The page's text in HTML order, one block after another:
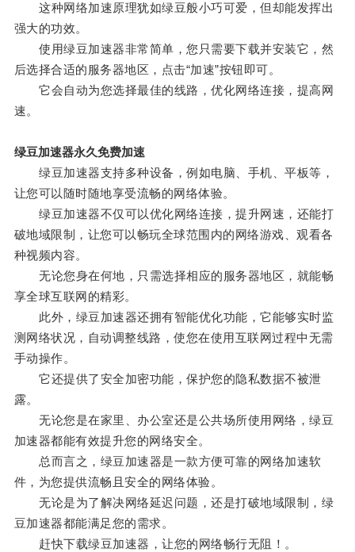
这种网络加速原理犹如绿豆般小巧可爱，但却能发挥出
强大的功效。
使用绿豆加速器非常简单，您只需要下载并安装它，然
后选择合适的服务器地区，点击“加速”按钮即可。
它会自动为您选择最佳的线路，优化网络连接，提高网
速。
绿豆加速器永久免费加速
绿豆加速器支持多种设备，例如电脑、手机、平板等，
让您可以随时随地享受流畅的网络体验。
绿豆加速器不仅可以优化网络连接，提升网速，还能打
破地域限制，让您可以畅玩全球范围内的网络游戏、观看各
种视频内容。
无论您身在何地，只需选择相应的服务器地区，就能畅
享全球互联网的精彩。
此外，绿豆加速器还拥有智能优化功能，它能够实时监
测网络状况，自动调整线路，使您在使用互联网过程中无需
手动操作。
它还提供了安全加密功能，保护您的隐私数据不被泄
露。
无论您是在家里、办公室还是公共场所使用网络，绿豆
加速器都能有效提升您的网络安全。
总而言之，绿豆加速器是一款方便可靠的网络加速软
件，为您提供流畅且安全的网络体验。
无论是为了解决网络延迟问题，还是打破地域限制，绿
豆加速器都能满足您的需求。
赶快下载绿豆加速器，让您的网络畅行无阻！。